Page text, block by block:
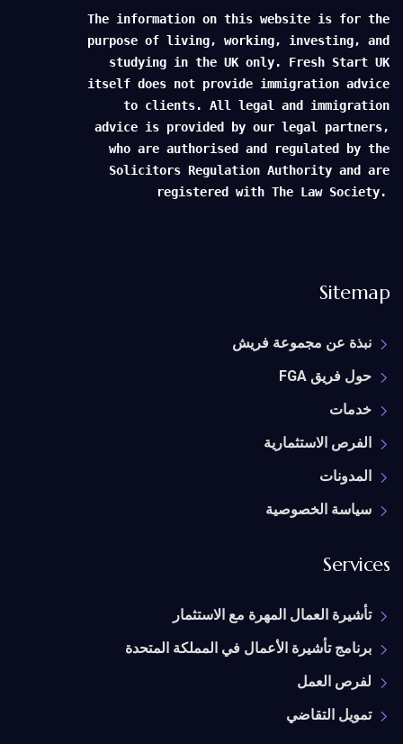
The information on this website is for the
purpose of living, working, investing, and
studying in the UK only. Fresh Start UK
itself does not provide immigration advice
to clients. All legal and immigration
advice is provided by our legal partners,
who are authorised and regulated by the
Solicitors Regulation Authority and are
registered with The Law Society.
Sitemap
نبذة عن مجموعة فريش
حول فريق FGA
خدمات
الفرص الاستثمارية
المدونات
سياسة الخصوصية
Services
تأشيرة العمال المهرة مع الاستثمار
برنامج تأشيرة الأعمال في المملكة المتحدة
لفرص العمل
تمويل التقاضي